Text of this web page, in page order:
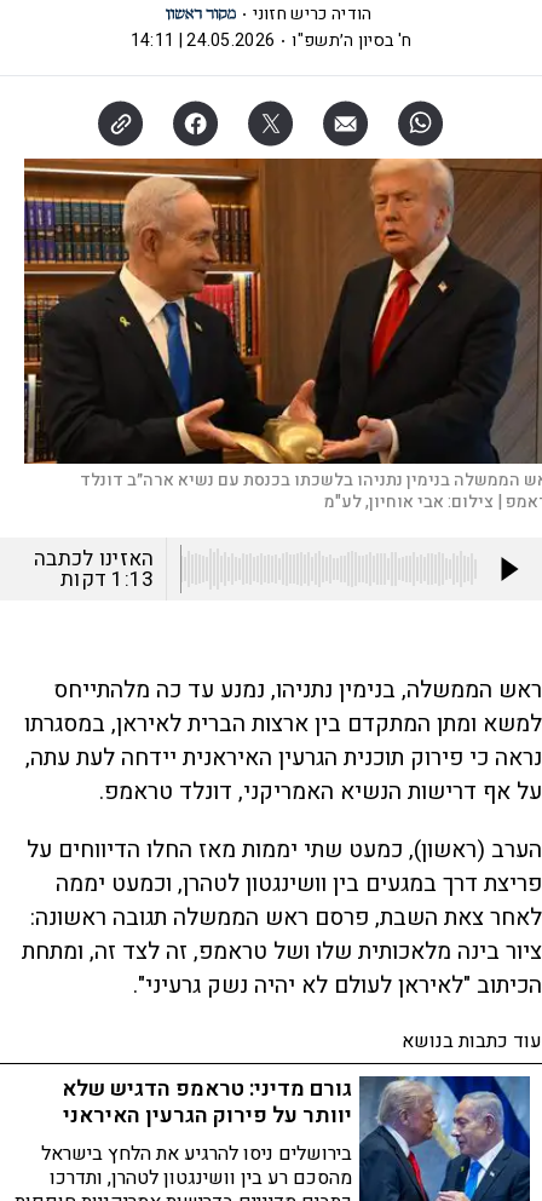
הודיה כריש חזוני
ח' בסיון ה׳תשפ"ו
24.05.2026 | 14:11
הממשלה בנימין נתניהו בלשכתו בכנסת עם נשיא ארה״ב דונלד
| צילום:אבי אוחיון, לע"מ
האזינו לכתבה
1:13 דקות
ראש הממשלה, בנימין נתניהו, נמנע עד כה מלהתייחס
למשא ומתן המתקדם בין ארצות הברית לאיראן, במסגרתו
נראה כי פירוק תוכנית הגרעין האיראנית יידחה לעת עתה,
על אף דרישות הנשיא האמריקני, דונלד טראמפ.
הערב (ראשון), כמעט שתי יממות מאז החלו הדיווחים על
פריצת דרך במגעים בין וושינגטון לטהרן, וכמעט יממה
לאחר צאת השבת, פרסם ראש הממשלה תגובה ראשונה:
ציור בינה מלאכותית שלו ושל טראמפ, זה לצד זה, ומתחת
הכיתוב "לאיראן לעולם לא יהיה נשק גרעיני".
עוד כתבות בנושא
גורם מדיני: טראמפ הדגיש שלא
יוותר על פירוק הגרעין האיראני
בירושלים ניסו להרגיע את הלחץ בישראל
מהסכם רע בין וושינגטון לטהרן, ותדרכו